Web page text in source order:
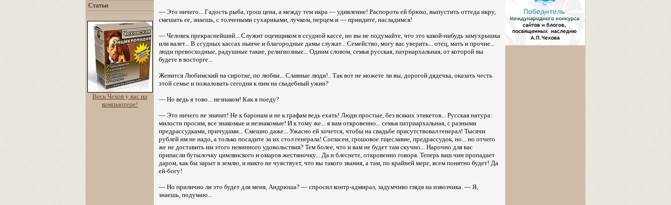
Статьи
Весь Чехов у вас на
компьютере!
— Это ничего... Гадость рыба, грош цена, а между тем икра — удивление! Распороть ей брюхо, выпустить оттеда икру,
смешать ее, знаешь, с толчеными сухариками, лучком, перцем и — приидите, насладимся!
— Человек прекраснейший... Служит оценщиком в ссудной кассе, но вы не подумайте, что это какой-нибудь замухрышка
или валет... В ссудных кассах нынче и благородные дамы служат... Семейство, могу вас уверить... отец, мать и прочие...
люди превосходные, радушные такие, религиозные... Одним словом, семья русская, патриархальная, от которой вы
будете в восторге...
Женится Любимский на сиротке, по любви... Славные люди!.. Так вот не можете ли вы, дорогой дядечка, оказать честь
этой семье и пожаловать сегодня к ним на свадебный ужин?
— Но ведь я тово... незнаком! Как я поеду?
— Это ничего не значит! Не к баронам и не к графам ведь ехать! Люди простые, без всяких этикетов... Русская натура:
милости просим, все знакомые и незнакомые! И к тому же... я вам откровенно... семья патриархальная, с разными
предрассудками, причудами... Смешно даже... Ужасно ей хочется, чтобы на свадьбе присутствовал генерал! Тысячи
рублей им не надо, а только посадите за их стол генерала! Согласен, грошовое тщеславие, предрассудок, но... но отчего
же не доставить им этого невинного удовольствия? Тем более, что и вам не будет там скучно... Нарочно для вас
припасли бутылочку цимлянского и омаров жестяночку... Да и блеснете, откровенно говоря. Теперь ваш чин пропадает
даром, как бы зарыт в землю, и никто не чувствует, что вы такого звания, а там, по крайней мере, всем понятно будет! Да
ей-богу!
— Но прилично ли это будет для меня, Андрюша? — спросил контр-адмирал, задумчиво глядя на извозчика. — Я,
знаешь, подумаю...